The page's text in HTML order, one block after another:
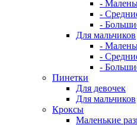
-
-
-
Для мальчиков
-
-
-
Пинетки
Для девочек
Для мальчиков
Кроксы
Маленькие